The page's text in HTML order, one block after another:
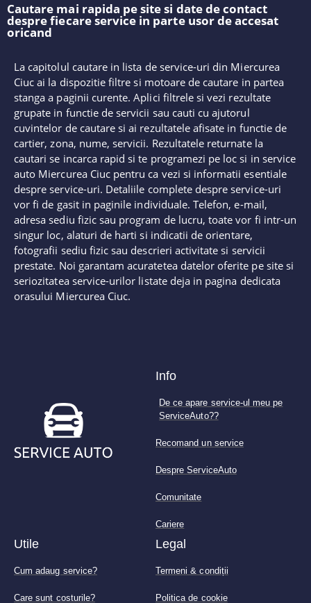
Cautare mai rapida pe site si date de contact
despre fiecare service in parte usor de accesat
oricand
La capitolul cautare in lista de service-uri din Miercurea
Ciuc ai la dispozitie filtre si motoare de cautare in partea
stanga a paginii curente. Aplici filtrele si vezi rezultate
grupate in functie de servicii sau cauti cu ajutorul
cuvintelor de cautare si ai rezultatele afisate in functie de
cartier, zona, nume, servicii. Rezultatele returnate la
cautari se incarca rapid si te programezi pe loc si in service
auto Miercurea Ciuc pentru ca vezi si informatii esentiale
despre service-uri. Detaliile complete despre service-uri
vor fi de gasit in paginile individuale. Telefon, e-mail,
adresa sediu fizic sau program de lucru, toate vor fi intr-un
singur loc, alaturi de harti si indicatii de orientare,
fotografii sediu fizic sau descrieri activitate si servicii
prestate. Noi garantam acuratetea datelor oferite pe site si
seriozitatea service-urilor listate deja in pagina dedicata
orasului Miercurea Ciuc.
Info
De ce apare service-ul meu pe
ServiceAuto??
Recomand un service
Despre ServiceAuto
Comunitate
Cariere
Utile
Cum adaug service?
Care sunt costurile?
Legal
Termeni & condiții
Politica de cookie